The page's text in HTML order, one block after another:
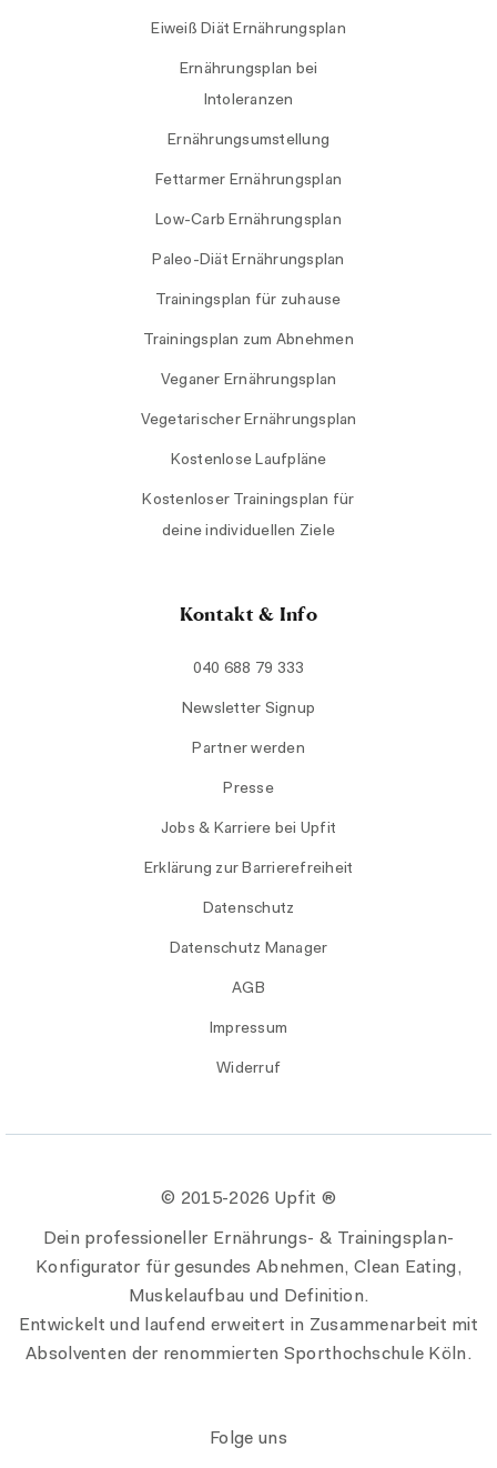
Eiweiß Diät Ernährungsplan
Ernährungsplan bei
Intoleranzen
Ernährungsumstellung
Fettarmer Ernährungsplan
Low-Carb Ernährungsplan
Paleo-Diät Ernährungsplan
Trainingsplan für zuhause
Trainingsplan zum Abnehmen
Veganer Ernährungsplan
Vegetarischer Ernährungsplan
Kostenlose Laufpläne
Kostenloser Trainingsplan für
deine individuellen Ziele
Kontakt & Info
040 688 79 333
Newsletter Signup
Partner werden
Presse
Jobs & Karriere bei Upfit
Erklärung zur Barrierefreiheit
Datenschutz
Datenschutz Manager
AGB
Impressum
Widerruf
© 2015-2026 Upfit ®
Dein professioneller Ernährungs- & Trainingsplan-
Konfigurator für gesundes Abnehmen, Clean Eating,
Muskelaufbau und Definition.
Entwickelt und laufend erweitert in Zusammenarbeit mit
Absolventen der renommierten Sporthochschule Köln.
Folge uns